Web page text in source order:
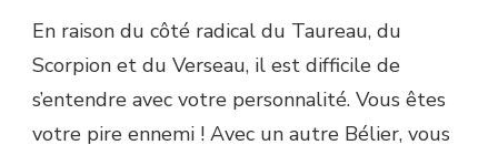
En raison du côté radical du Taureau, du
Scorpion et du Verseau, il est difficile de
s’entendre avec votre personnalité. Vous êtes
votre pire ennemi ! Avec un autre Bélier, vous